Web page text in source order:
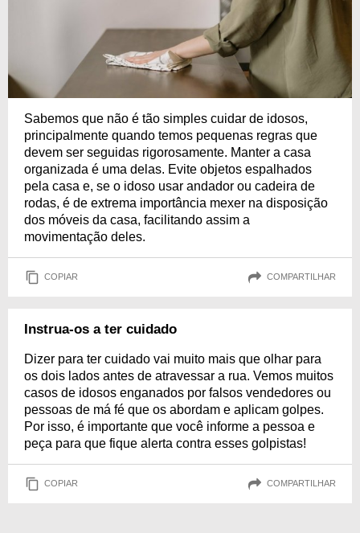
Sabemos que não é tão simples cuidar de idosos,
principalmente quando temos pequenas regras que
devem ser seguidas rigorosamente. Manter a casa
organizada é uma delas. Evite objetos espalhados
pela casa e, se o idoso usar andador ou cadeira de
rodas, é de extrema importância mexer na disposição
dos móveis da casa, facilitando assim a
movimentação deles.
COPIAR COMPARTILHAR
Instrua-os a ter cuidado
Dizer para ter cuidado vai muito mais que olhar para
os dois lados antes de atravessar a rua. Vemos muitos
casos de idosos enganados por falsos vendedores ou
pessoas de má fé que os abordam e aplicam golpes.
Por isso, é importante que você informe a pessoa e
peça para que fique alerta contra esses golpistas!
COPIAR COMPARTILHAR